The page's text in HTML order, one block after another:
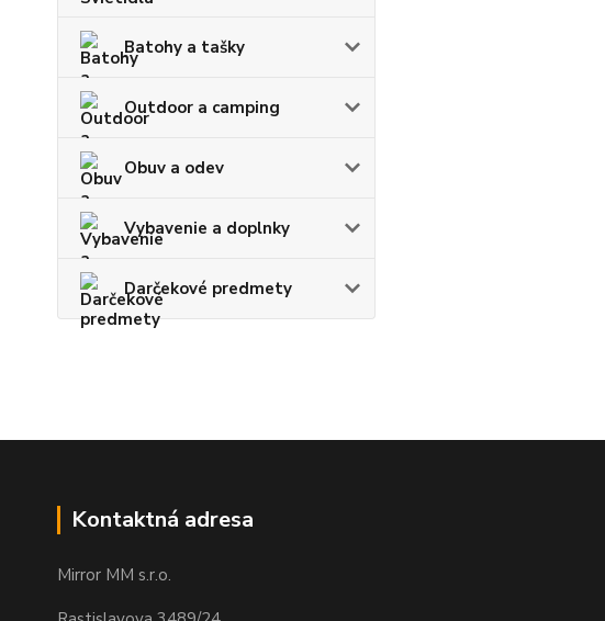
Batohy a tašky
Outdoor a camping
Obuv a odev
Vybavenie a doplnky
Darčekové predmety
Kontaktná adresa
Mirror MM s.r.o.